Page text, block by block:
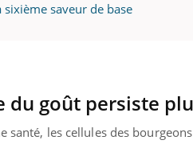
saveur de base
du goût persiste
santé, les cellules des